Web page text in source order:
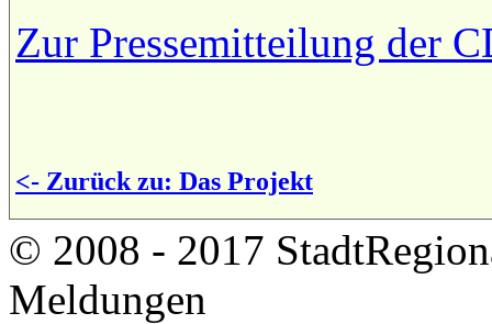
Zur Pressemitteilung der
<- Zurück zu: Das Projekt
© 2008 - 2017
Meldungen